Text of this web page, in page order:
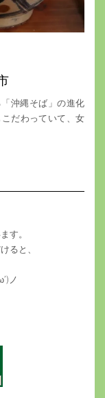
沖縄そば」の進化
だわっていて、女
す。
ると、
ノ